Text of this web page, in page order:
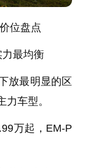
位盘点
力最均衡
放最明显的区
车型。
万起，EM-P